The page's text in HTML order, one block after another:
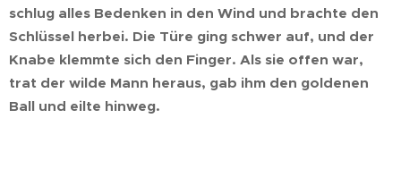
schlug alles Bedenken in den Wind und brachte den
Schlüssel herbei. Die Türe ging schwer auf, und der
Knabe klemmte sich den Finger. Als sie offen war,
trat der wilde Mann heraus, gab ihm den goldenen
Ball und eilte hinweg.